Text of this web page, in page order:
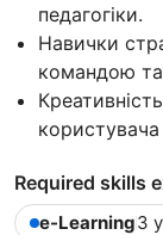
педагогіки.
Навички
командою
користувача
Required skills
e-Learning3